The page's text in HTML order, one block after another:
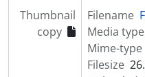
[Item]
[Item]
[Item]
[Item]
Thumbnail
copy
Filename
Media type
Mime-type
Filesize